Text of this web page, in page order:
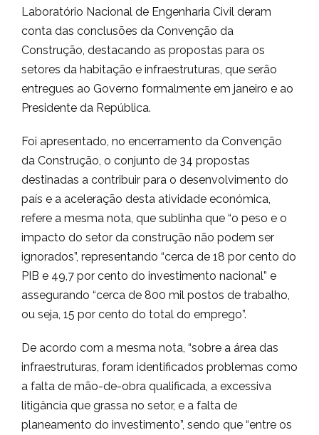
Laboratório Nacional de Engenharia Civil deram
conta das conclusões da Convenção da
Construção, destacando as propostas para os
setores da habitação e infraestruturas, que serão
entregues ao Governo formalmente em janeiro e ao
Presidente da República.
Foi apresentado, no encerramento da Convenção
da Construção, o conjunto de 34 propostas
destinadas a contribuir para o desenvolvimento do
país e a aceleração desta atividade económica,
refere a mesma nota, que sublinha que “o peso e o
impacto do setor da construção não podem ser
ignorados”, representando “cerca de 18 por cento do
PIB e 49,7 por cento do investimento nacional” e
assegurando “cerca de 800 mil postos de trabalho,
ou seja, 15 por cento do total do emprego”.
De acordo com a mesma nota, “sobre a área das
infraestruturas, foram identificados problemas como
a falta de mão-de-obra qualificada, a excessiva
litigância que grassa no setor, e a falta de
planeamento do investimento”, sendo que “entre os